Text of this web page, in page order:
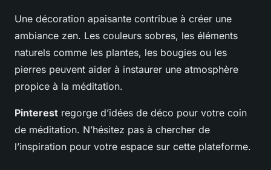
Une décoration apaisante contribue à créer une
ambiance zen. Les couleurs sobres, les éléments
naturels comme les plantes, les bougies ou les
pierres peuvent aider à instaurer une atmosphère
propice à la méditation.
Pinterest regorge d’idées de déco pour votre coin
de méditation. N’hésitez pas à chercher de
l’inspiration pour votre espace sur cette plateforme.